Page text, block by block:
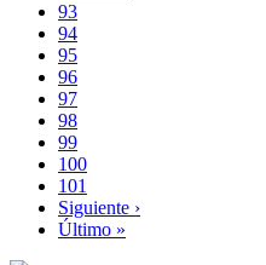
anterior
Page
93
Page
94
Page
95
Page
96
Página
actual
97
Page
98
Page
99
Page
100
Page
101
Siguiente
página
Siguiente ›
Última
Último »